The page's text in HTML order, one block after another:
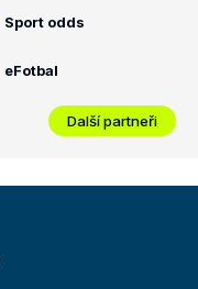
Sport odds
eFotbal
Další partneři